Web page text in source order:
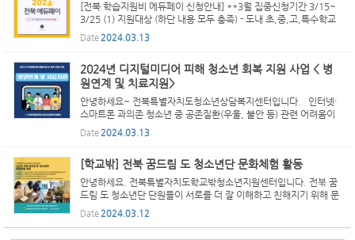
[전북 학습지원비 에듀페이 신청안내] **3월 집중신청기간 3/15~
3/25 (1) 지원대상 (하단 내용 모두 충족) - 도내 초,중,고,특수학교
학교 중단자 - 초,중,고등학교 단계 연령(2006.01.01.~2015.12.3
1. 출생자) - 신청일 기준 도내 주소를 둔 학교 밖 청소년 ...
Date2024.03.13
2024년 디지털미디어 피해 청소년 회복 지원 사업 < 병
원연계 및 치료지원>
안녕하세요~ 전북특별자치도청소년상담복지센터입니다. 인터넷·
스마트폰 과의존 청소년 중 공존질환(우울, 불안 등) 관련 어려움이
의심되는 만 19세 미만 청소년들을 대상으로 병원연계 및 치료지원
을 하고 있으니 많은 관심과 신청 부탁드려요!!
Date2024.03.13
[학교밖] 전북 꿈드림 도 청소년단 문화체험 활동
안녕하세요. 전북특별자치도학교밖청소년지원센터입니다. 전붂 꿈
드림 도 청소년단 단원들이 서로를 더 잘 이해하고 친해지기 위해 문
화체험 활동을 했습니다. 향수를 만드는 시간 동안 자신과 서로의 취
향을 알아가면서 많이 가까워졌습니다. #전북특별자치도...
Date2024.03.12